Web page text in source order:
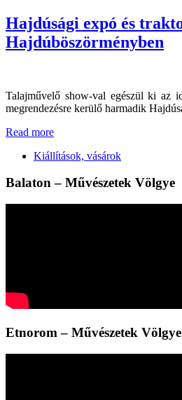
Hajdúsági expó és
Hajdúböszörményben
Talajművelő show-val egészül ki az
megrendezésre kerülő harmadik
Read more
Kiállítások, vásárok
Balaton – Művészetek Völgye
Etnorom – Művészetek Völgye